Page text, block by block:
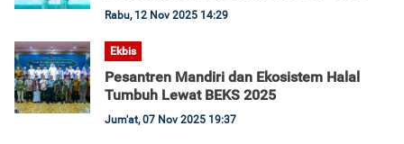
Rabu, 12 Nov 2025 14:29
Ekbis
Pesantren Mandiri dan Ekosistem Halal
Tumbuh Lewat BEKS 2025
Jum'at, 07 Nov 2025 19:37